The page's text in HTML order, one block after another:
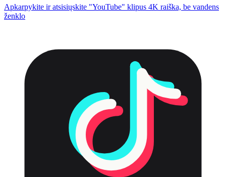
Apkarpykite ir atsisiųskite "YouTube" klipus 4K raiška, be vandens
ženklo